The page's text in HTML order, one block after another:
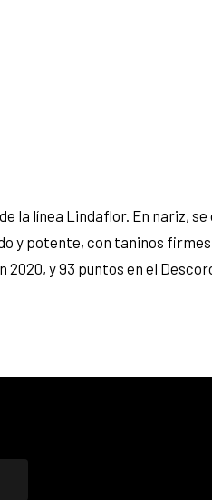
la línea Lindaflor. En nariz,
y potente, con taninos
y 93 puntos en el